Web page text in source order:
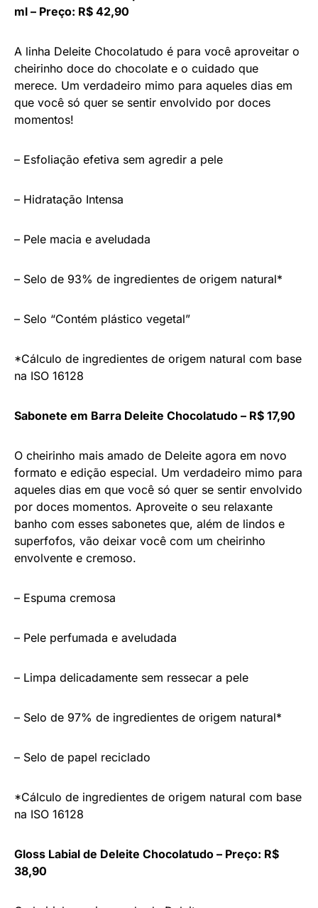
ml – Preço: R$ 42,90
A linha Deleite Chocolatudo é para você aproveitar o
cheirinho doce do chocolate e o cuidado que
merece. Um verdadeiro mimo para aqueles dias em
que você só quer se sentir envolvido por doces
momentos!
– Esfoliação efetiva sem agredir a pele
– Hidratação Intensa
– Pele macia e aveludada
– Selo de 93% de ingredientes de origem natural*
– Selo “Contém plástico vegetal”
*Cálculo de ingredientes de origem natural com base
na ISO 16128
Sabonete em Barra Deleite Chocolatudo – R$ 17,90
O cheirinho mais amado de Deleite agora em novo
formato e edição especial. Um verdadeiro mimo para
aqueles dias em que você só quer se sentir envolvido
por doces momentos. Aproveite o seu relaxante
banho com esses sabonetes que, além de lindos e
superfofos, vão deixar você com um cheirinho
envolvente e cremoso.
– Espuma cremosa
– Pele perfumada e aveludada
– Limpa delicadamente sem ressecar a pele
– Selo de 97% de ingredientes de origem natural*
– Selo de papel reciclado
*Cálculo de ingredientes de origem natural com base
na ISO 16128
Gloss Labial de Deleite Chocolatudo – Preço: R$
38,90